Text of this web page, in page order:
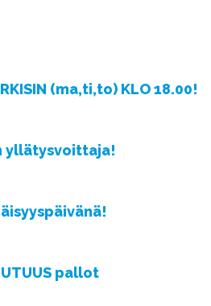
(ma,ti,to) KLO 18.00!
yllätysvoittaja!
pallot